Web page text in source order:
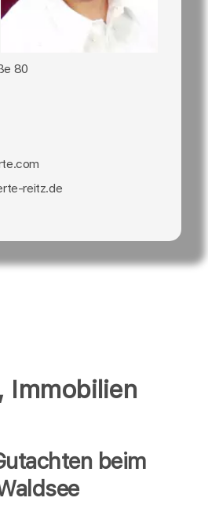
Immobilien
beim
80
reitz.de